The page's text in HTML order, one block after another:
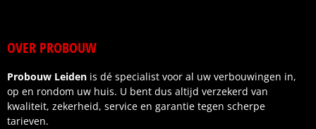
OVER PROBOUW
Probouw Leiden is dé specialist voor al uw verbouwingen in,
op en rondom uw huis. U bent dus altijd verzekerd van
kwaliteit, zekerheid, service en garantie tegen scherpe
tarieven.